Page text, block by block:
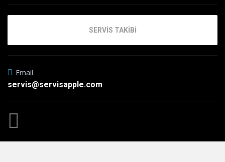
SERVİS TAKİBİ
Email
servis@servisapple.com